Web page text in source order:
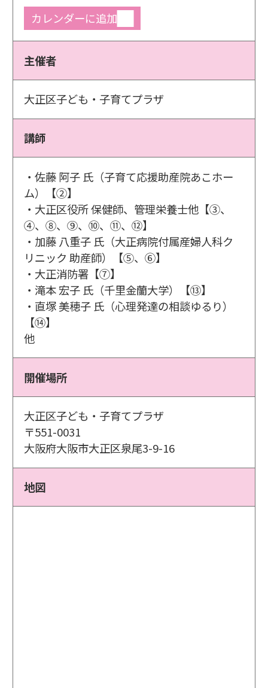
カレンダーに追加
主催者
大正区子ども・子育てプラザ
講師
・佐藤 阿子 氏（子育て応援助産院あこホー
ム）【②】
・大正区役所 保健師、管理栄養士他【③、
④、⑧、⑨、⑩、⑪、⑫】
・加藤 八重子 氏（大正病院付属産婦人科ク
リニック 助産師）【⑤、⑥】
・大正消防署【⑦】
・滝本 宏子 氏（千里金蘭大学）【⑬】
・直塚 美穂子 氏（心理発達の相談ゆるり）
【⑭】
他
開催場所
大正区子ども・子育てプラザ
〒551-0031
大阪府大阪市大正区泉尾3-9-16
地図